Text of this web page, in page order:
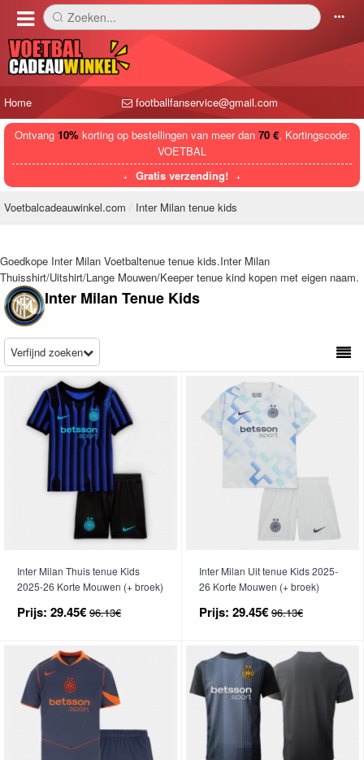
󰅼 Zoeken... 󰄒
Home footballfanservice@gmail.com
Ontvang 10%korting op bestellingen van meer dan 70 €, Kortingscode:
VOETBAL
Gratis verzending!
Voetbalcadeauwinkel.com Inter Milan tenue kids
Goedkope Inter Milan Voetbaltenue tenue kids.Inter Milan
Thuisshirt/Uitshirt/Lange Mouwen/Keeper tenue kind kopen met eigen naam.
Inter Milan Tenue Kids
Verfijnd zoeken
Inter Milan Thuis tenue Kids
2025-26 Korte Mouwen (+ broek)
Prijs: 29.45€ 96.13€
Inter Milan Uit tenue Kids 2025-
26 Korte Mouwen (+ broek)
Prijs: 29.45€ 96.13€